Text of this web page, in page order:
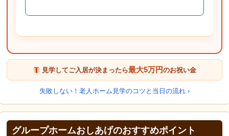
見学してご入居が決まったら最大5万円のお祝い金
失敗しない！老人ホーム見学のコツと当日の流れ ›
グループホームおしあげのおすすめポイント